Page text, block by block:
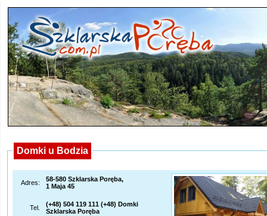
Domki u Bodzia
Adres:
58-580 Szklarska Poręba,
1 Maja 45
Tel.
(+48) 504 119 111 (+48) Domki
Szklarska Poręba